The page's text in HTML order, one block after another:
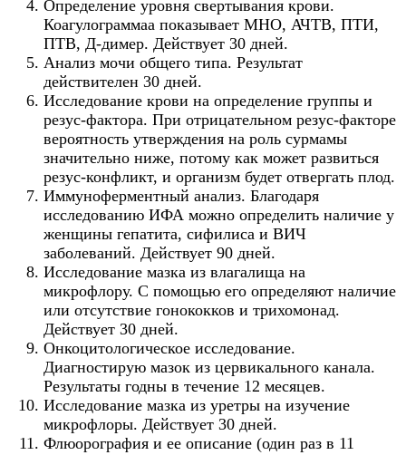
Определение уровня свертывания крови.
Коагулограммаа показывает МНО, АЧТВ, ПТИ,
ПТВ, Д-димер. Действует 30 дней.
Анализ мочи общего типа. Результат
действителен 30 дней.
Исследование крови на определение группы и
резус-фактора. При отрицательном резус-факторе
вероятность утверждения на роль сурмамы
значительно ниже, потому как может развиться
резус-конфликт, и организм будет отвергать плод.
Иммуноферментный анализ. Благодаря
исследованию ИФА можно определить наличие у
женщины гепатита, сифилиса и ВИЧ
заболеваний. Действует 90 дней.
Исследование мазка из влагалища на
микрофлору. С помощью его определяют наличие
или отсутствие гонококков и трихомонад.
Действует 30 дней.
Онкоцитологическое исследование.
Диагностирую мазок из цервикального канала.
Результаты годны в течение 12 месяцев.
Исследование мазка из уретры на изучение
микрофлоры. Действует 30 дней.
Флюорография и ее описание (один раз в 11